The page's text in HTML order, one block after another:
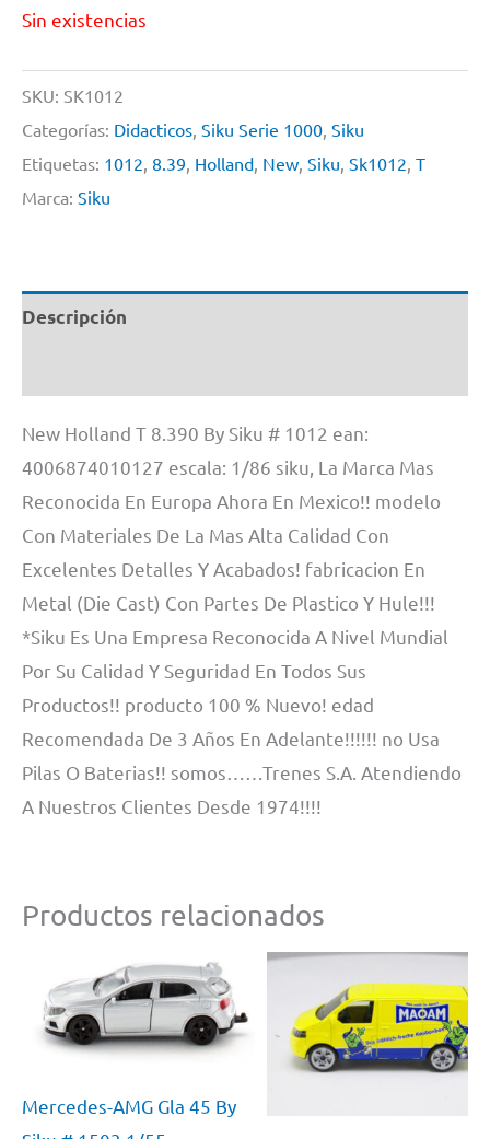
Sin existencias
SKU: SK1012
Categorías: Didacticos, Siku Serie 1000, Siku
Etiquetas: 1012, 8.39, Holland, New, Siku, Sk1012, T
Marca: Siku
Descripción
New Holland T 8.390 By Siku # 1012 ean:
4006874010127 escala: 1/86 siku, La Marca Mas
Reconocida En Europa Ahora En Mexico!! modelo
Con Materiales De La Mas Alta Calidad Con
Excelentes Detalles Y Acabados! fabricacion En
Metal (Die Cast) Con Partes De Plastico Y Hule!!!
*Siku Es Una Empresa Reconocida A Nivel Mundial
Por Su Calidad Y Seguridad En Todos Sus
Productos!! producto 100 % Nuevo! edad
Recomendada De 3 Años En Adelante!!!!!! no Usa
Pilas O Baterias!! somos……Trenes S.A. Atendiendo
A Nuestros Clientes Desde 1974!!!!
Productos relacionados
Mercedes-AMG Gla 45 By